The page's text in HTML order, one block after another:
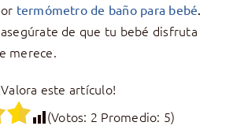
termómetro de baño para bebé.
de que tu bebé disfruta
merece.
este artículo!
(Votos: 2 Promedio: 5)